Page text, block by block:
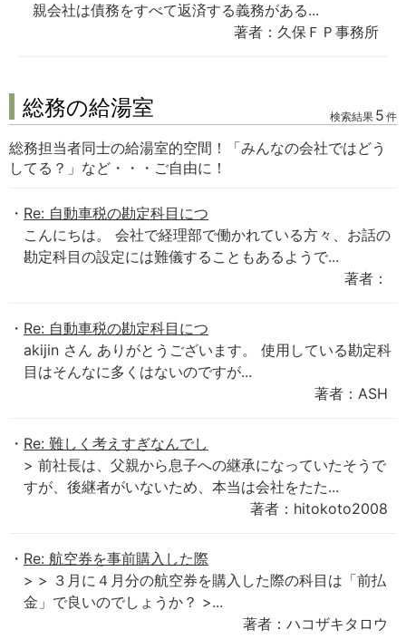
親会社は債務をすべて返済する義務がある...
著者：久保ＦＰ事務所
総務の給湯室 検索結果 5 件
総務担当者同士の給湯室的空間！「みんなの会社ではどう
してる？」など・・・ご自由に！
Re: 自動車税の勘定科目につ
こんにちは。 会社で経理部で働かれている方々、お話の
勘定科目の設定には難儀することもあるようで...
著者：
Re: 自動車税の勘定科目につ
akijin さん ありがとうございます。 使用している勘定科
目はそんなに多くはないのですが...
著者：ASH
Re: 難しく考えすぎなんでし
> 前社長は、父親から息子への継承になっていたそうで
すが、後継者がいないため、本当は会社をたた...
著者：hitokoto2008
Re: 航空券を事前購入した際
> > ３月に４月分の航空券を購入した際の科目は「前払
金」で良いのでしょうか？ >...
著者：ハコザキタロウ